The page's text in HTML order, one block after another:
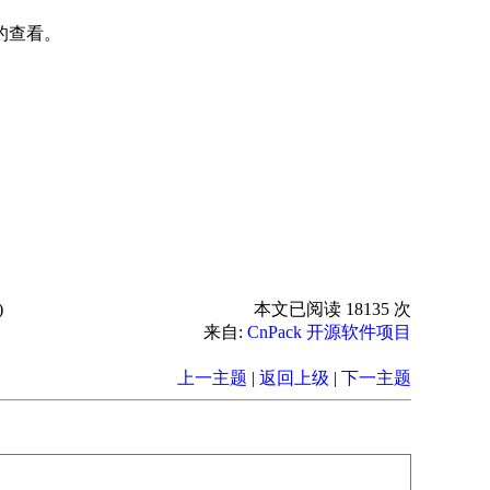
看。
本文已阅读 18135 次
来自: CnPack 开源软件项目
上一主题 | 返回上级 | 下一主题